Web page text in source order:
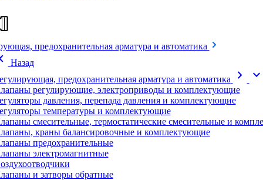
предохранительная арматура и автоматика
Назад
предохранительная арматура и автоматика
chevron_right expand_more
регулирующие, электроприводы и комплектующие
давления, перепада давления и комплектующие
температуры и комплектующие
смесительные, термостатические смесительные и
краны балансировочные и комплектующие
предохранительные
электромагнитные
и затворы обратные